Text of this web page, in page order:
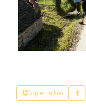
Copier le lien